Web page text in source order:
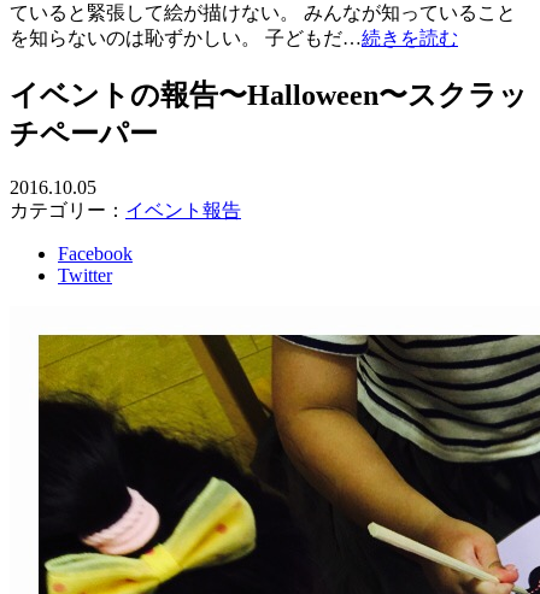
ていると緊張して絵が描けない。 みんなが知っていること
を知らないのは恥ずかしい。 子どもだ…続きを読む
イベントの報告〜Halloween〜スクラッ
チペーパー
2016.10.05
カテゴリー： イベント報告
Facebook
Twitter